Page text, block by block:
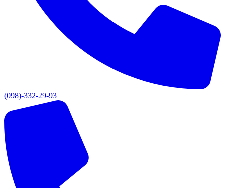
(098)-332-29-93